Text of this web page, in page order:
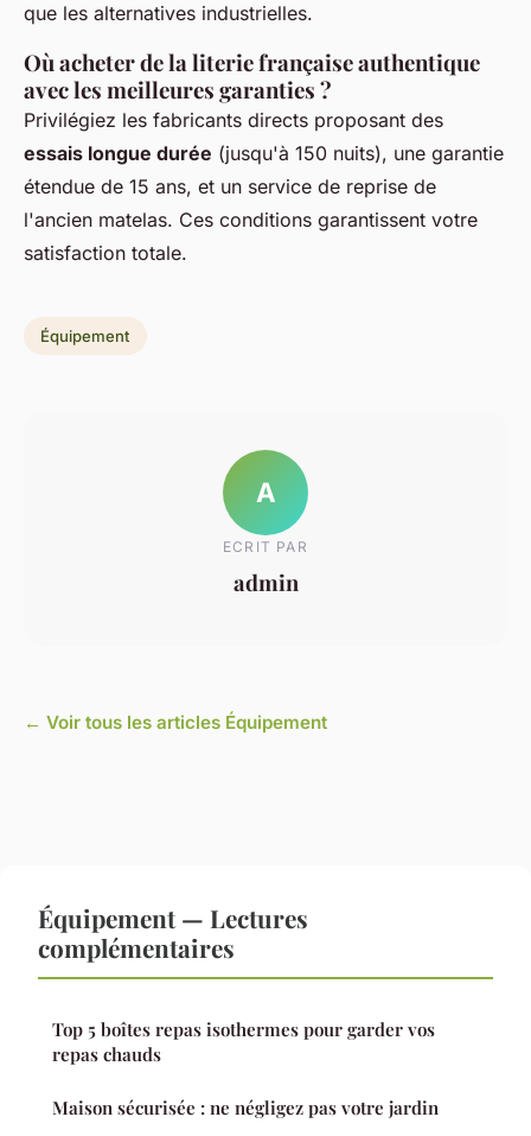
que les alternatives industrielles.
Où acheter de la literie française authentique
avec les meilleures garanties ?
Privilégiez les fabricants directs proposant des
essais longue durée (jusqu'à 150 nuits), une garantie
étendue de 15 ans, et un service de reprise de
l'ancien matelas. Ces conditions garantissent votre
satisfaction totale.
Équipement
A
ECRIT PAR
admin
← Voir tous les articles Équipement
Équipement — Lectures
complémentaires
Top 5 boîtes repas isothermes pour garder vos
repas chauds
Maison sécurisée : ne négligez pas votre jardin